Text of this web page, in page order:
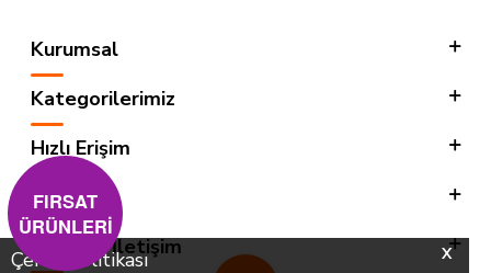
X
Çerez Politikası
Kurumsal
Kategorilerimiz
Hızlı Erişim
Sosyal
Adres & İletişim
FIRSAT
ÜRÜNLERİ